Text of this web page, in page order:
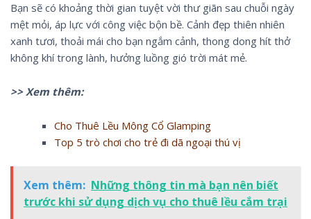
Bạn sẽ có khoảng thời gian tuyệt vời thư giãn sau chuỗi ngày
mệt mỏi, áp lực với công việc bộn bề. Cảnh đẹp thiên nhiên
xanh tươi, thoải mái cho bạn ngắm cảnh, thong dong hít thở
không khí trong lành, hưởng luồng gió trời mát mẻ.
>> Xem thêm:
Cho Thuê Lều Mông Cổ Glamping
Top 5 trò chơi cho trẻ đi dã ngoại thú vị
Xem thêm: Những thông tin mà bạn nên biết
trước khi sử dụng dịch vụ cho thuê lều cắm trại